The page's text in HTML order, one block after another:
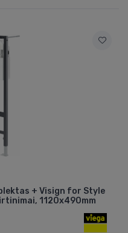
+ Visign for Style
1120x490mm